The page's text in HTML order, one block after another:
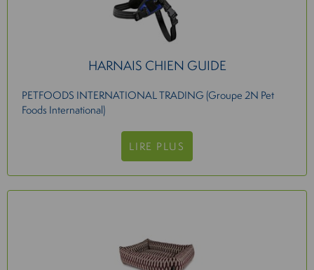
HARNAIS CHIEN GUIDE
PETFOODS INTERNATIONAL TRADING (Groupe 2N Pet
Foods International)
LIRE PLUS